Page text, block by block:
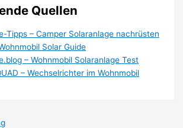
Quellen
Tipps – Camper Solaranlage nachrüsten
Solar Guide
– Wohnmobil Solaranlage Test
– Wechselrichter im Wohnmobil